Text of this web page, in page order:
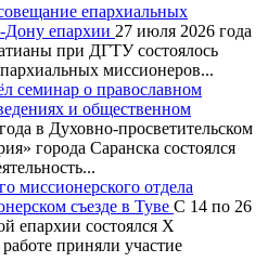
епархиальных
Дону епархии 27 июля 2026 года
при ДГТУ состоялось
миссионеров...
семинар о православном
и общественном
в Духовно-просветительском
города Саранска состоялся
миссионерского отдела
съезде в Туве С 14 по 26
епархии состоялся X
приняли участие